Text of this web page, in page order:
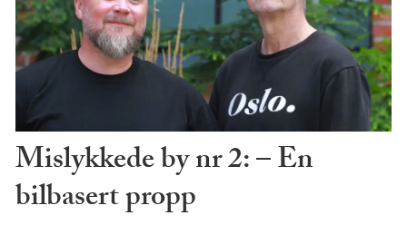
Mislykkede by nr 2: – En
bilbasert propp